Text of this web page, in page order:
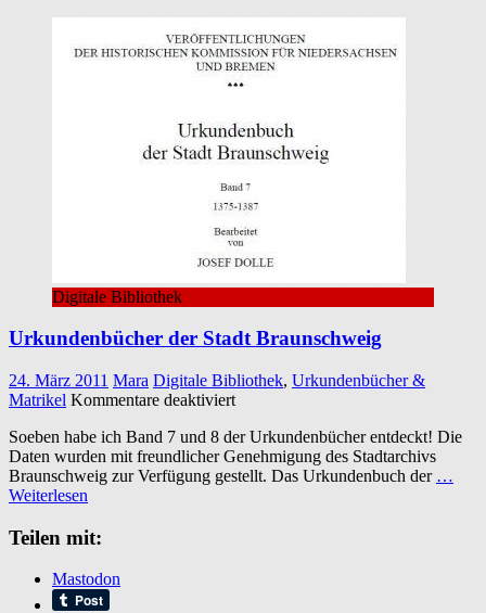
Digitale Bibliothek
Urkundenbücher der Stadt Braunschweig
24. März 2011 Mara Digitale Bibliothek, Urkundenbücher &
Matrikel Kommentare deaktiviertfür
der
Stadt
Braunschweig
Soeben habe ich Band 7 und 8 der Urkundenbücher entdeckt! Die
Daten wurden mit freundlicher Genehmigung des Stadtarchivs
Braunschweig zur Verfügung gestellt. Das Urkundenbuch der …
Weiterlesen
Teilen mit:
Mastodon